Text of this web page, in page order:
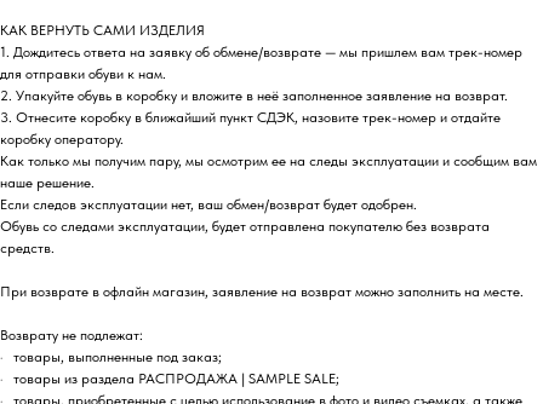
КАК ВЕРНУТЬ САМИ ИЗДЕЛИЯ
1. Дождитесь ответа на заявку об обмене/возврате — мы пришлем вам трек-номер
для отправки обуви к нам.
2. Упакуйте обувь в коробку и вложите в неё заполненное заявление на возврат.
3. Отнесите коробку в ближайший пункт СДЭК, назовите трек-номер и отдайте
коробку оператору.
Как только мы получим пару, мы осмотрим ее на следы эксплуатации и сообщим вам
наше решение.
Если следов эксплуатации нет, ваш обмен/возврат будет одобрен.
Обувь со следами эксплуатации, будет отправлена покупателю без возврата
средств.
При возврате в офлайн магазин, заявление на возврат можно заполнить на месте.
Возврату не подлежат:
· товары, выполненные под заказ;
· товары из раздела РАСПРОДАЖА | SAMPLE SALE;
· товары, приобретенные с целью использование в фото и видео съемках, а также